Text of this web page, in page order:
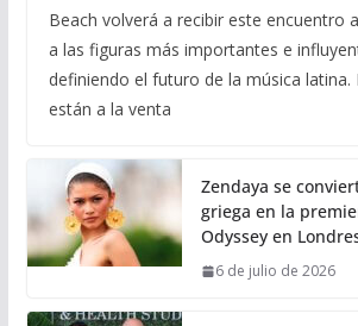
Beach volverá a recibir este encuentro
a las figuras más importantes e
definiendo el futuro de la música latina.
están a la venta
Zendaya se
griega en la
Odyssey en
6 de julio de 2026